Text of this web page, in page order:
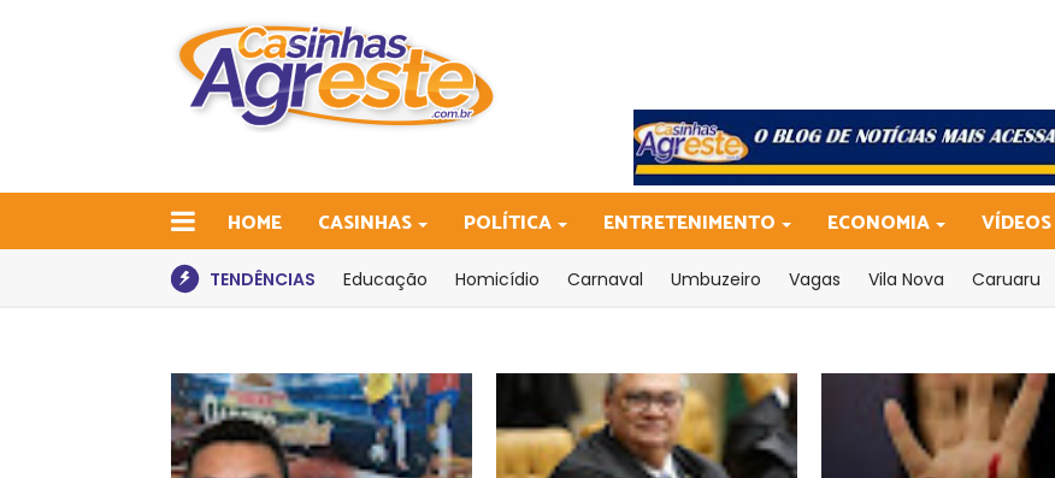
HOME CASINHAS POLÍTICA ENTRETENIMENTO ECONOMIA VÍDEOS
TENDÊNCIAS Educação Homicídio Carnaval Umbuzeiro Vagas Vila Nova Caruaru